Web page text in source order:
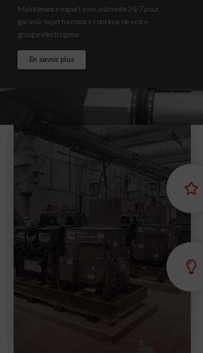
Maintenance expert avec astreinte 24/7 pour
garantir la performance continue de votre
groupe électrogène.
En savoir plus